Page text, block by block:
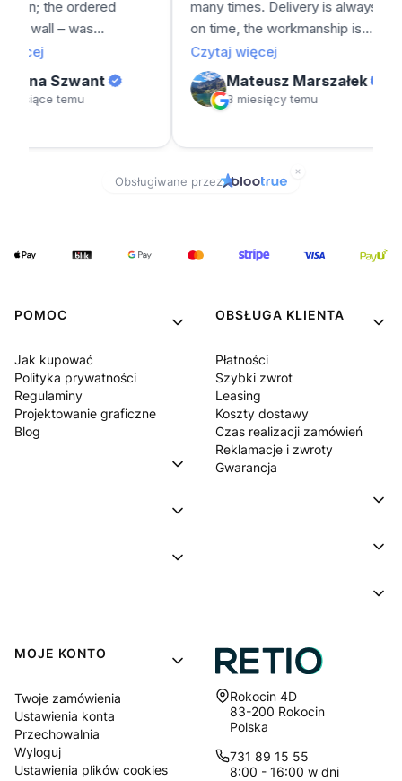
POMOC
Jak kupować
Polityka prywatności
Regulaminy
Projektowanie graficzne
Blog
OBSŁUGA KLIENTA
Płatności
Szybki zwrot
Leasing
Koszty dostawy
Czas realizacji zamówień
Reklamacje i zwroty
Gwarancja
MOJE KONTO
Twoje zamówienia
Ustawienia konta
Przechowalnia
Wyloguj
Ustawienia plików cookies
Adres:
Rokocin 4D
83-200 Rokocin
Polska
731 89 15 55
8:00 - 16:00 w dni